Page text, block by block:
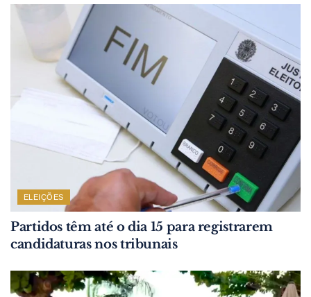
ELEIÇÕES
Partidos têm até o dia 15 para registrarem
candidaturas nos tribunais